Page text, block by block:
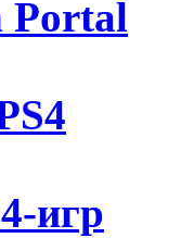
Portal
игр